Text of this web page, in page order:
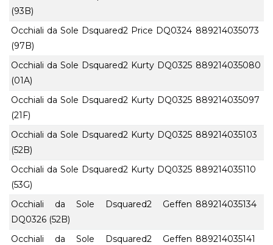
(93B)
Occhiali da Sole Dsquared2 Price DQ0324
(97B)
889214035073
Occhiali da Sole Dsquared2 Kurty DQ0325
(01A)
889214035080
Occhiali da Sole Dsquared2 Kurty DQ0325
(21F)
889214035097
Occhiali da Sole Dsquared2 Kurty DQ0325
(52B)
889214035103
Occhiali da Sole Dsquared2 Kurty DQ0325
(53G)
889214035110
Occhiali da Sole Dsquared2 Geffen
DQ0326 (52B)
889214035134
Occhiali da Sole Dsquared2 Geffen 889214035141